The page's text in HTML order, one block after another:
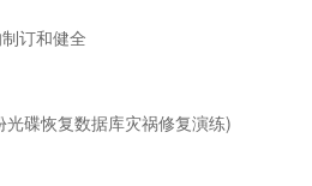
订和健全
碟恢复数据库灾祸修复演练)